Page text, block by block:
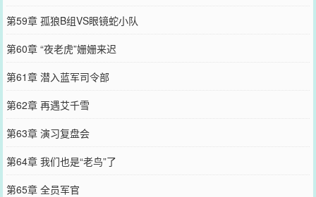
第59章 孤狼B组VS眼镜蛇小队
第60章 “夜老虎”姗姗来迟
第61章 潜入蓝军司令部
第62章 再遇艾千雪
第63章 演习复盘会
第64章 我们也是“老鸟”了
第65章 全员军官